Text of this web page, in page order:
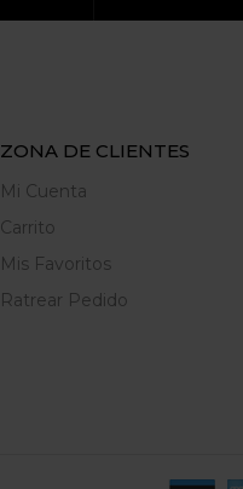
ZONA DE CLIENTES
Mi Cuenta
Carrito
Mis Favoritos
Ratrear Pedido